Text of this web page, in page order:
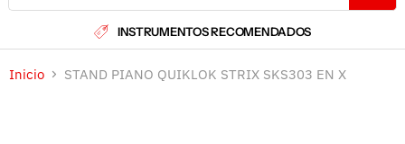
INSTRUMENTOS RECOMENDADOS
Inicio STAND PIANO QUIKLOK STRIX SKS303 EN X